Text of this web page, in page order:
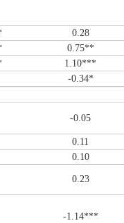
0.28
0.75**
1.10***
-0.34*
-0.05
0.11
0.10
0.23
-1.14***